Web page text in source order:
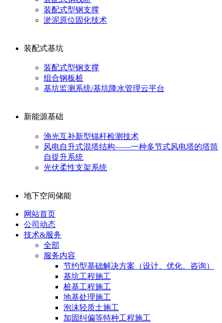
装配式型钢支撑
淤泥原位固化技术
装配式基坑
装配式型钢支撑
组合钢板桩
基坑监测系统/基坑降水管理云平台
新能源基础
渔光互补新型锚杆检测技术
风电自升式混塔结构——一种多节式风电塔的塔筒
自提升系统
光伏柔性支架系统
地下空间储能
网站首页
公司动态
技术&服务
全部
服务内容
节约型基础解决方案（设计、优化、咨询）
基坑工程施工
桩基工程施工
地基处理施工
泡沫轻质土施工
加固纠偏等特种工程施工